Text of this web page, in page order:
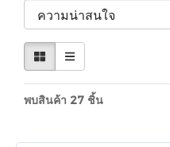
พบสินค้า 27 ชิ้น